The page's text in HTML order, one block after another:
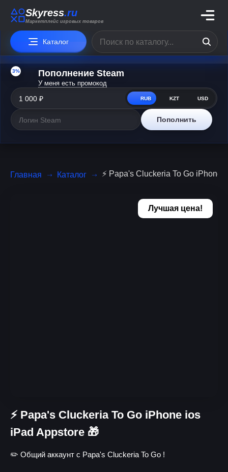
Skyress.ru
Маркетплейс игровых товаров
Каталог
3% Пополнение Steam
У меня есть промокод
RUB KZT USD
Пополнить
Главная Каталог ⚡️ Papa's Cluckeria To Go iPhone
Лучшая цена!
⚡️ Papa's Cluckeria To Go iPhone ios
iPad Appstore 🎁
✏️ Общий аккаунт с Papa's Cluckeria To Go !